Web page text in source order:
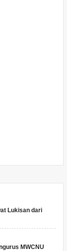
Lukisan dari
MWCNU